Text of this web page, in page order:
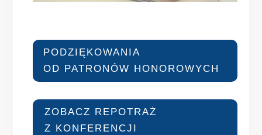
PODZIĘKOWANIA
OD PATRONÓW HONOROWYCH
ZOBACZ REPOTRAŻ
Z KONFERENCJI